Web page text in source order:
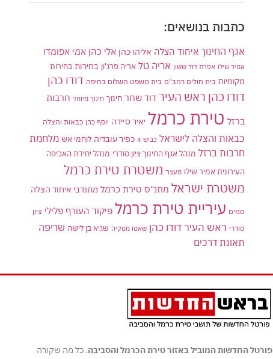
כתבות בנושאים:
אגף החינוך איחוד הצלה אליהו כהן אלי כהן אמי אפומדו
אמיר שילו אפרת דוד ששון אריה טל אריה פרג'ון בחירות בחירות
מקומיות בית חולים רמב"ם בית משפט השלום בחיפה דודו כהן
דודו כהן ראש העיר דוד שחר חינוך חינוך מיוחד חרבות
ברזל טירת כרמל יאיר סיידה יוסף כהן כבאות והצלה
כבאות והצלה לישראל כביש 4 כפיר עובדיה לוחמי אש מלחמת
חרבות ברזל מנהל אגף החינוך ציון סודרי מנהל יחידת האכיפה
העירונית אמיר שילו מעצר משטרת טירת כרמל
משטרת ישראל מתנ"ס טירת כרמל מתנדבי איחוד הצלה
סמים עיריית טירת כרמל פיקוד העורף פלילי ציון
סודרי ראש העיר דודו כהן שאטו מטקיה שגיא בן לישה שריפה
תאונת דרכים
פורטל החדשות המוביל באזור טירת הכרמל והסביבה. כל מה שקורה